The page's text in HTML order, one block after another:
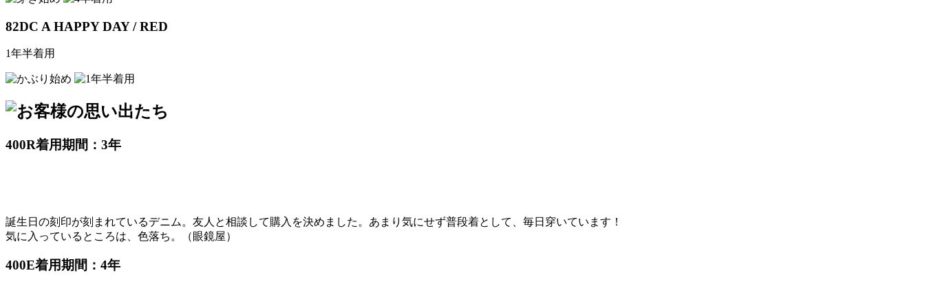
82DC A HAPPY DAY / RED
1年半着用
400R着用期間：3年
誕生日の刻印が刻まれているデニム。友人と相談して購入を決めました。あまり気にせず普段着として、毎日穿いています！
気に入っているところは、色落ち。（眼鏡屋）
400E着用期間：4年